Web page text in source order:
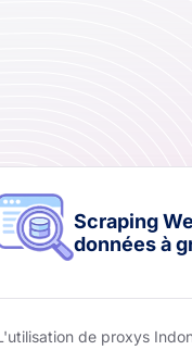
Scraping
données à
de proxys